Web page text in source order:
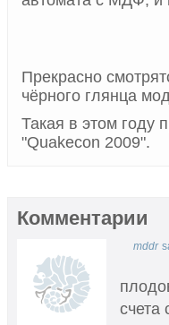
Прекрасно
чёрного глянца
Такая в этом году
"Quakecon 2009".
Комментарии
mddr
счета